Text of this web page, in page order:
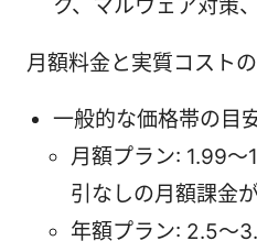
ク、マルウェア対策
月額料金と実質コスト
一般的な価格帯の目
月額プラン: 1.99〜
引なしの月額課金が
年額プラン: 2.5〜